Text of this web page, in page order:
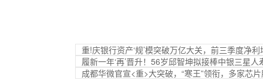
重!庆银行资产‘规’模突破万亿大关，前三季度净
履新一年‘再’晋升！56岁邱智坤拟接棒中银三星人
成都华微官宣<重>大突破，“寒王”领衔，多家芯